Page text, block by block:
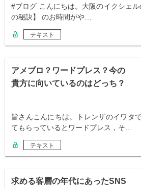
#ブログ こんにちは。大阪のイクシェ
の秘訣】 のお時間がや…
テキスト
アメブロ？ワードプレス？今の
貴方に向いているのはどっち？
皆さんこんにちは。トレンザのイワタ
てもらっているとワードプレス，そ…
テキスト
求める客層の年代にあったSNS